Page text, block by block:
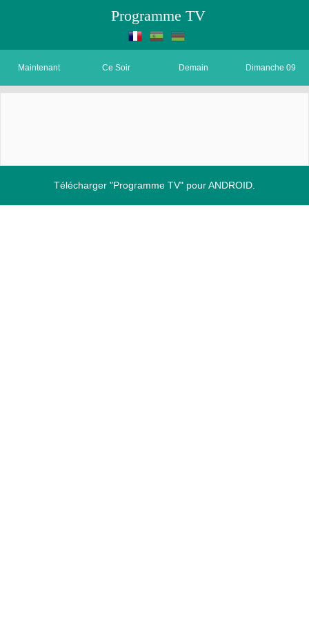
Programme TV
Maintenant Ce Soir Demain Dimanche 09
Télécharger "Programme TV" pour ANDROID.